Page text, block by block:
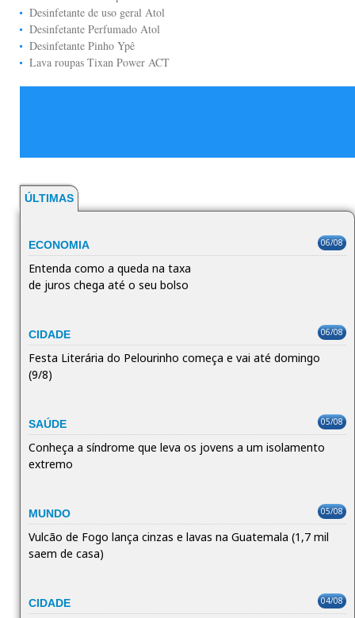
Desinfetante de uso geral Atol
Desinfetante Perfumado Atol
Desinfetante Pinho Ypê
Lava roupas Tixan Power ACT
ÚLTIMAS
ECONOMIA 06/08
Entenda como a queda na taxa
de juros chega até o seu bolso
CIDADE 06/08
Festa Literária do Pelourinho começa e vai até domingo
(9/8)
SAÚDE 05/08
Conheça a síndrome que leva os jovens a um isolamento
extremo
MUNDO 05/08
Vulcão de Fogo lança cinzas e lavas na Guatemala (1,7 mil
saem de casa)
CIDADE 04/08